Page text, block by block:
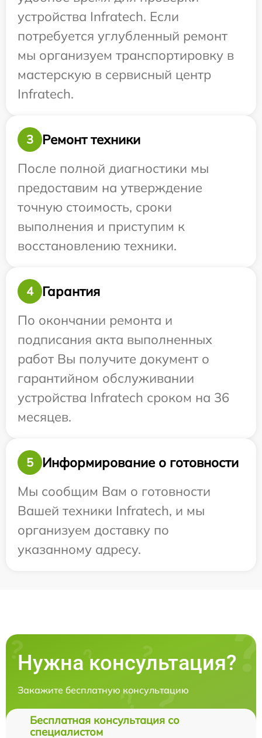
устройства Infratech. Если
потребуется углубленный ремонт
мы организуем транспортировку в
мастерскую в сервисный центр
Infratech.
3
Ремонт техники
После полной диагностики мы
предоставим на утверждение
точную стоимость, сроки
выполнения и приступим к
восстановлению техники.
4
Гарантия
По окончании ремонта и
подписания акта выполненных
работ Вы получите документ о
гарантийном обслуживании
устройства Infratech сроком на 36
месяцев.
5
Информирование о готовности
Мы сообщим Вам о готовности
Вашей техники Infratech, и мы
организуем доставку по
указанному адресу.
Нужна консультация?
Закажите бесплатную консультацию
Бесплатная консультация со
специалистом